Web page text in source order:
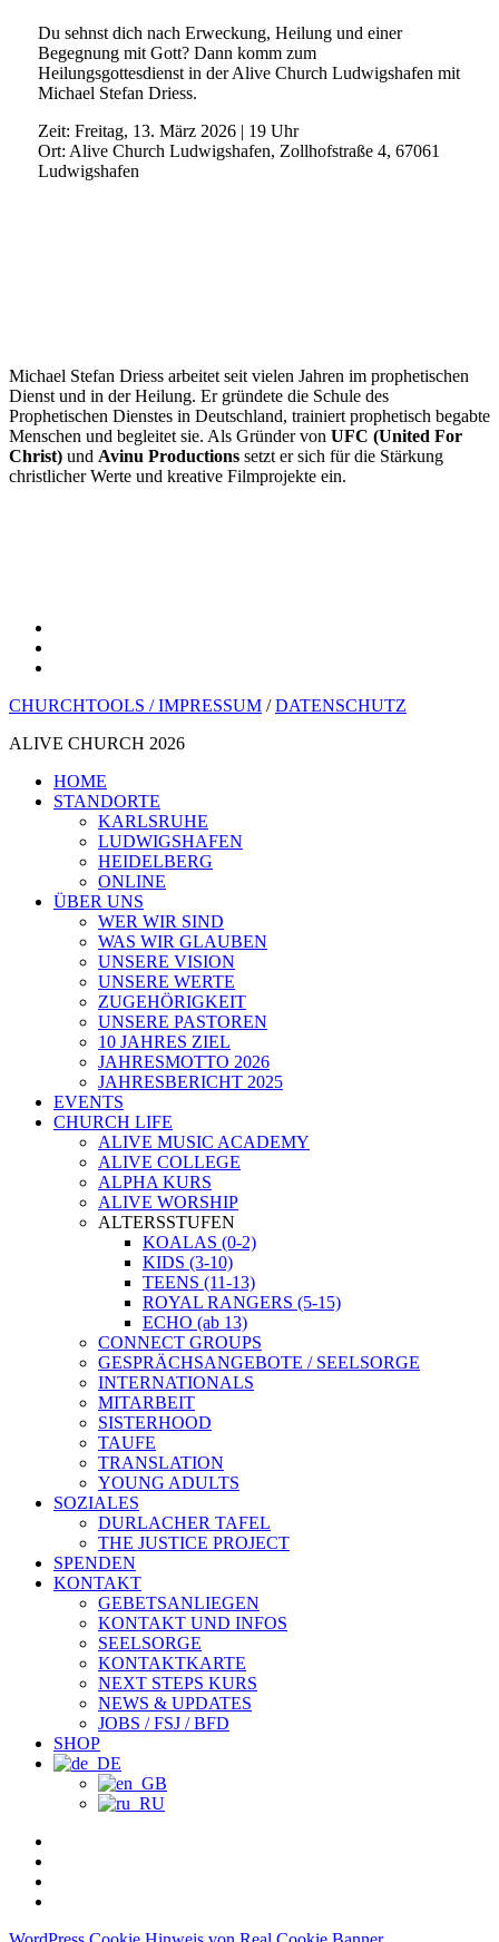
Du sehnst dich nach Erweckung, Heilung und einer
Begegnung mit Gott? Dann komm zum
Heilungsgottesdienst in der Alive Church Ludwigshafen mit
Michael Stefan Driess.
Zeit: Freitag, 13. März 2026 | 19 Uhr
Ort: Alive Church Ludwigshafen, Zollhofstraße 4, 67061
Ludwigshafen
Michael Stefan Driess arbeitet seit vielen Jahren im prophetischen
Dienst und in der Heilung. Er gründete die Schule des
Prophetischen Dienstes in Deutschland, trainiert prophetisch begabte
Menschen und begleitet sie. Als Gründer von UFC (United For
Christ) und Avinu Productions setzt er sich für die Stärkung
christlicher Werte und kreative Filmprojekte ein.
CHURCHTOOLS /IMPRESSUM /DATENSCHUTZ
ALIVE CHURCH 2026
Menü
schließen
HOME
STANDORTE
KARLSRUHE
LUDWIGSHAFEN
HEIDELBERG
ONLINE
ÜBER UNS
WER WIR SIND
WAS WIR GLAUBEN
UNSERE VISION
UNSERE WERTE
ZUGEHÖRIGKEIT
UNSERE PASTOREN
10 JAHRES ZIEL
JAHRESMOTTO 2026
JAHRESBERICHT 2025
EVENTS
CHURCH LIFE
ALIVE MUSIC ACADEMY
ALIVE COLLEGE
ALPHA KURS
ALIVE WORSHIP
ALTERSSTUFEN
KOALAS (0-2)
KIDS (3-10)
TEENS (11-13)
ROYAL RANGERS (5-15)
ECHO (ab 13)
CONNECT GROUPS
GESPRÄCHSANGEBOTE / SEELSORGE
INTERNATIONALS
MITARBEIT
SISTERHOOD
TAUFE
TRANSLATION
YOUNG ADULTS
SOZIALES
DURLACHER TAFEL
THE JUSTICE PROJECT
SPENDEN
KONTAKT
GEBETSANLIEGEN
KONTAKT UND INFOS
SEELSORGE
KONTAKTKARTE
NEXT STEPS KURS
NEWS & UPDATES
JOBS / FSJ / BFD
SHOP